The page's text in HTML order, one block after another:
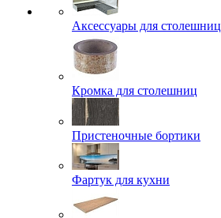
Аксессуары для столешниц
Кромка для столешниц
Пристеночные бортики
Фартук для кухни